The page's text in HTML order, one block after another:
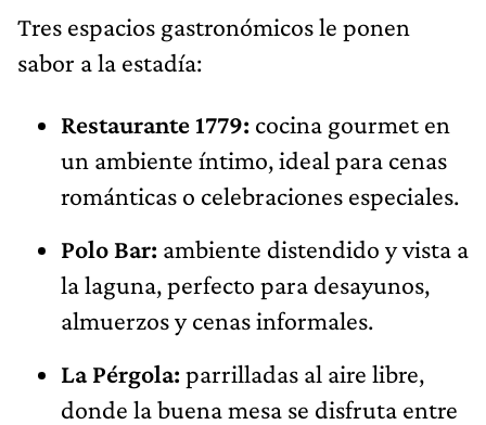
Tres espacios gastronómicos le ponen
sabor a la estadía:
Restaurante 1779: cocina gourmet en
un ambiente íntimo, ideal para cenas
románticas o celebraciones especiales.
Polo Bar: ambiente distendido y vista a
la laguna, perfecto para desayunos,
almuerzos y cenas informales.
La Pérgola: parrilladas al aire libre,
donde la buena mesa se disfruta entre